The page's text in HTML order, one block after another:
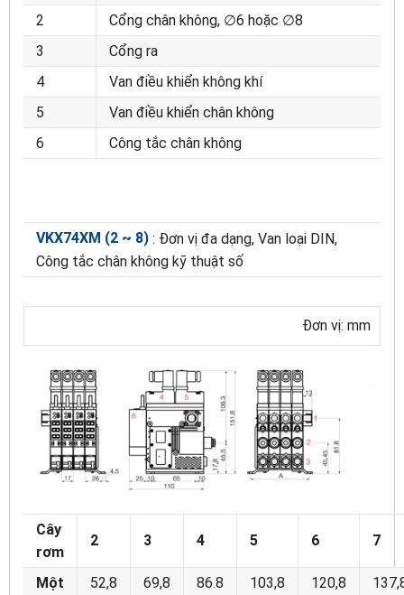
2
Cổng chân không, ∅6 hoặc ∅8
3
Cổng ra
4
Van điều khiển không khí
5
Van điều khiển chân không
6
Công tắc chân không
VKX74XM (2 ~ 8) : Đơn vị đa dạng, Van loại DIN,
Công tắc chân không kỹ thuật số
Đơn vị: mm
Cây
rơm
2 3 4 5 6 7
Một 52,8 69,8 86.8 103,8 120,8